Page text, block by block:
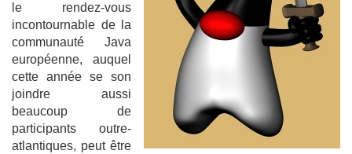
le rendez-vous
incontournable de la
communauté Java
européenne, auquel
cette année se son
joindre aussi
beaucoup de
participants outre-
atlantiques, peut être